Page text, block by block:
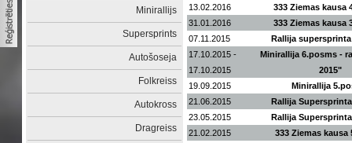
Minirallijs
Supersprints
Autošoseja
Folkreiss
Autokross
Dragreiss
13.02.2016
333 Ziemas kausa
31.01.2016
333 Ziemas kausa
07.11.2015
Rallija
17.10.2015 -
17.10.2015
Minirallija 6.posms -
2015"
19.09.2015
Minirallija
21.06.2015
Rallija
23.05.2015
Rallija
21.02.2015
333 Ziemas kausa